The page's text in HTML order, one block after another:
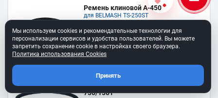
Ремень клиновой A-450
для BELMASH TS-250SТ
550 ₽
В корзину
Ремень 6PJ610 для BELMASH BJM-
750/150T
Мы используем cookies и рекомендательные технологии для
персонализации сервисов и удобства пользователей. Вы можете
запретить сохранение cookie в настройках своего браузера.
Политика использования Cookies
Принять